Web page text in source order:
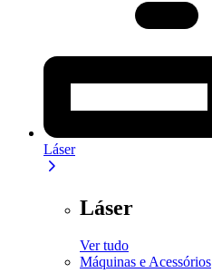
Láser
Láser
Ver tudo
Máquinas e Acessórios